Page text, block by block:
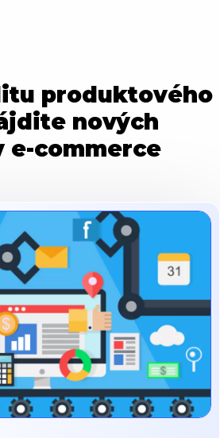
produktového
nových
e-commerce